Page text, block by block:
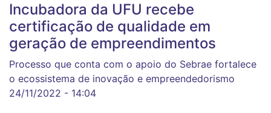
Incubadora da UFU recebe
certificação de qualidade em
geração de empreendimentos
Processo que conta com o apoio do Sebrae fortalece
o ecossistema de inovação e empreendedorismo
24/11/2022 - 14:04